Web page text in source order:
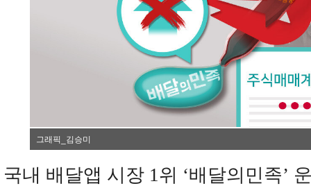
그래픽_김승미
국내 배달앱 시장 1위 ‘배달의민족’